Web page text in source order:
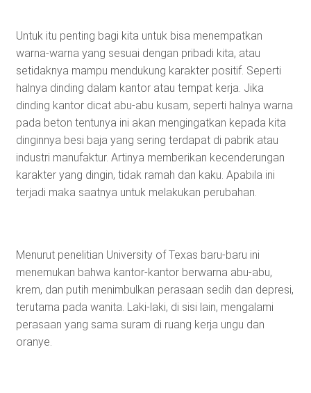
Untuk itu penting bagi kita untuk bisa menempatkan
warna-warna yang sesuai dengan pribadi kita, atau
setidaknya mampu mendukung karakter positif. Seperti
halnya dinding dalam kantor atau tempat kerja. Jika
dinding kantor dicat abu-abu kusam, seperti halnya warna
pada beton tentunya ini akan mengingatkan kepada kita
dinginnya besi baja yang sering terdapat di pabrik atau
industri manufaktur. Artinya memberikan kecenderungan
karakter yang dingin, tidak ramah dan kaku. Apabila ini
terjadi maka saatnya untuk melakukan perubahan.
Menurut penelitian University of Texas baru-baru ini
menemukan bahwa kantor-kantor berwarna abu-abu,
krem, dan putih menimbulkan perasaan sedih dan depresi,
terutama pada wanita. Laki-laki, di sisi lain, mengalami
perasaan yang sama suram di ruang kerja ungu dan
oranye.